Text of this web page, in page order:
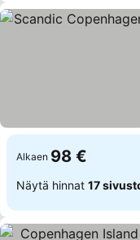
Alkaen 98 €
Näytä hinnat 17